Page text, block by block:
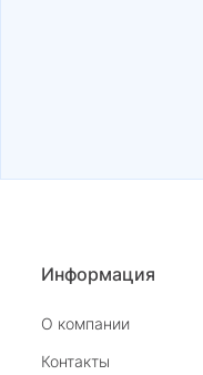
Информация
О компании
Контакты